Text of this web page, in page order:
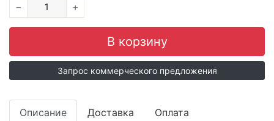
− +
Запрос коммерческого предложения
Описание Доставка Оплата